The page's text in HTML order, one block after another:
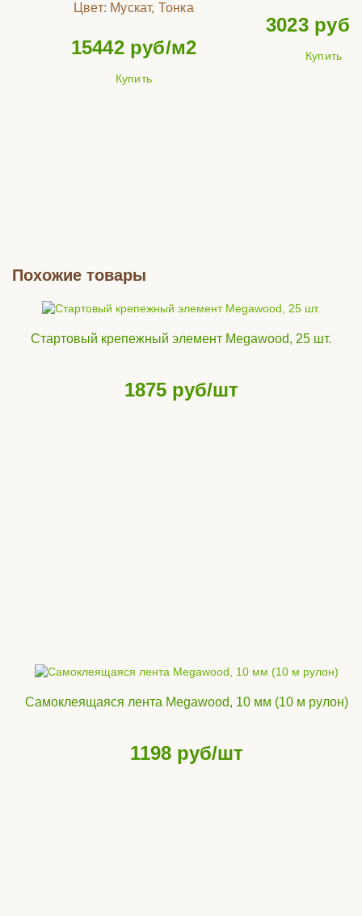
Цвет: Мускат, Тонка
15442 руб/м2
Купить
3023 руб/
Купить
Похожие товары
Стартовый крепежный элемент Megawood, 25 шт.
1875 руб/шт
Самоклеящаяся лента Megawood, 10 мм (10 м рулон)
1198 руб/шт